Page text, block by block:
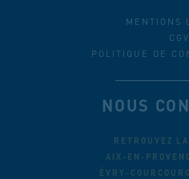
MENTIONS
CGV
POLITIQUE DE
NOUS
RETROUVEZ
AIX-EN-
ÉVRY-